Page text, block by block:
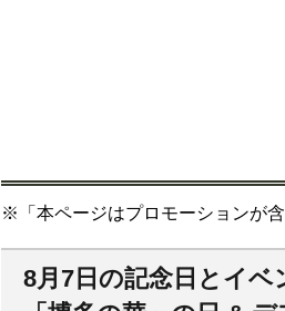
※「本ページはプロモーションが
8月7日の記念日とイベ